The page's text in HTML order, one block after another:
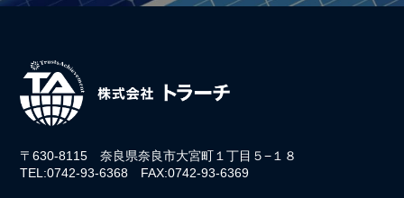
〒630-8115 奈良県奈良市大宮町１丁目５−１８
TEL:0742-93-6368 FAX:0742-93-6369